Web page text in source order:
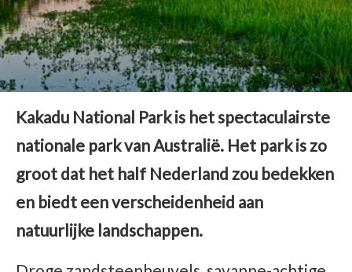
Kakadu National Park is het spectaculairste
nationale park van Australië. Het park is zo
groot dat het half Nederland zou bedekken
en biedt een verscheidenheid aan
natuurlijke landschappen.